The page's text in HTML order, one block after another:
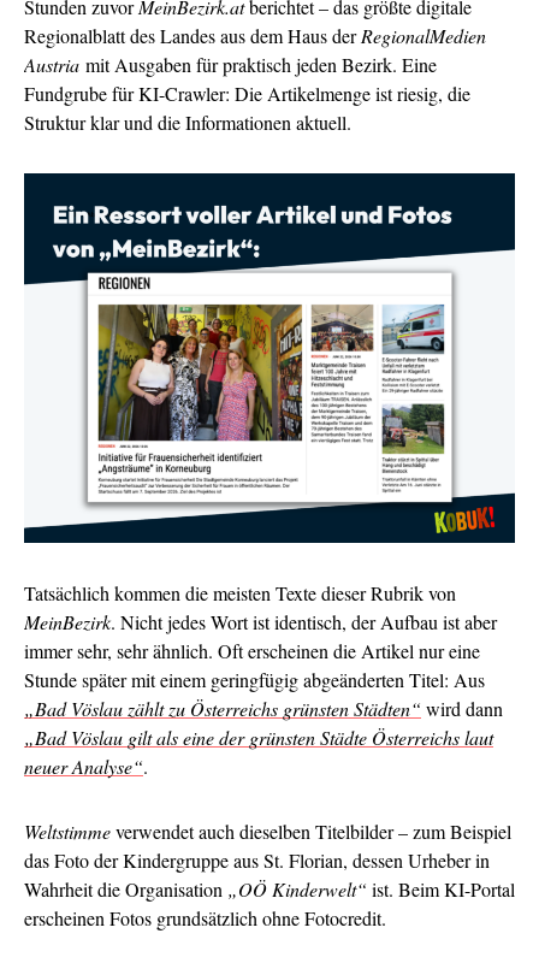
Stunden zuvorMeinBezirk.atberichtet – das größte digitale
Regionalblatt des Landes aus dem Haus derRegionalMedien
Austria mit Ausgaben für praktisch jeden Bezirk. Eine
Fundgrube für KI-Crawler: Die Artikelmenge ist riesig, die
Struktur klar und die Informationen aktuell.
Tatsächlich kommen die meisten Texte dieser Rubrik von
MeinBezirk. Nicht jedes Wort ist identisch, der Aufbau ist aber
immer sehr, sehr ähnlich. Oft erscheinen die Artikel nur eine
Stunde später mit einem geringfügig abgeänderten Titel: Aus
„Bad Vöslau zählt zu Österreichs grünsten Städten“ wird dann
„Bad Vöslau gilt als eine der grünsten Städte Österreichs laut
neuer Analyse“.
Weltstimmeverwendet auch dieselben Titelbilder – zum Beispiel
das Foto der Kindergruppe aus St. Florian, dessen Urheber in
Wahrheit die Organisation „OÖ Kinderwelt“ ist. Beim KI-Portal
erscheinen Fotos grundsätzlich ohne Fotocredit.